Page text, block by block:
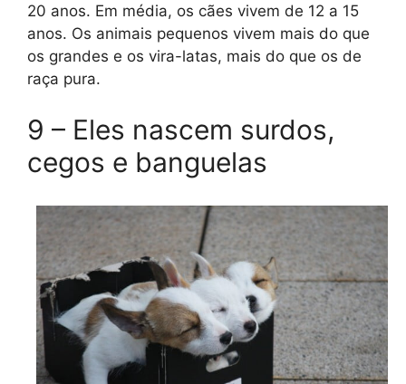
20 anos. Em média, os cães vivem de 12 a 15
anos. Os animais pequenos vivem mais do que
os grandes e os vira-latas, mais do que os de
raça pura.
9 – Eles nascem surdos,
cegos e banguelas